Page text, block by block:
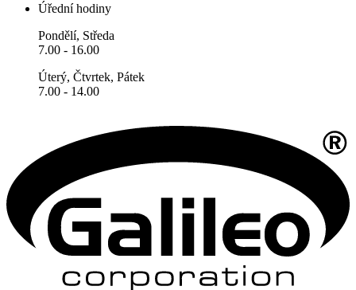
Úřední hodiny
Pondělí, Středa
7.00 - 16.00
Úterý, Čtvrtek, Pátek
7.00 - 14.00